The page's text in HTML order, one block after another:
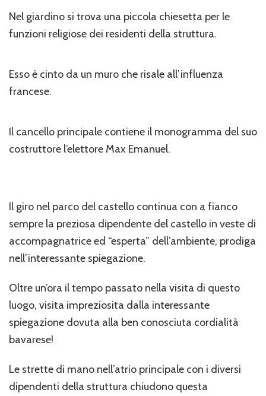
Nel giardino si trova una piccola chiesetta per le
funzioni religiose dei residenti della struttura.
Esso è cinto da un muro che risale all’influenza
francese.
Il cancello principale contiene il monogramma del suo
costruttore l’elettore Max Emanuel.
Il giro nel parco del castello continua con a fianco
sempre la preziosa dipendente del castello in veste di
accompagnatrice ed “esperta” dell’ambiente, prodiga
nell’interessante spiegazione.
Oltre un’ora il tempo passato nella visita di questo
luogo, visita impreziosita dalla interessante
spiegazione dovuta alla ben conosciuta cordialità
bavarese!
Le strette di mano nell’atrio principale con i diversi
dipendenti della struttura chiudono questa